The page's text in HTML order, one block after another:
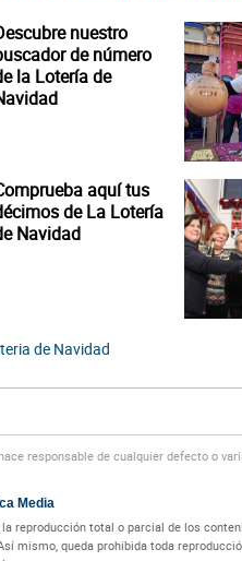
nuestro
de número
la Lotería de
aquí tus
de La Lotería
Navidad
de Navidad
responsable de cualquier defecto o
Media
reproducción total o parcial de los
mismo, queda prohibida toda